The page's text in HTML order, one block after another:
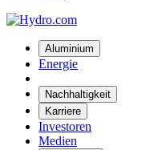
Aluminium
Energie
Nachhaltigkeit
Karriere
Investoren
Medien